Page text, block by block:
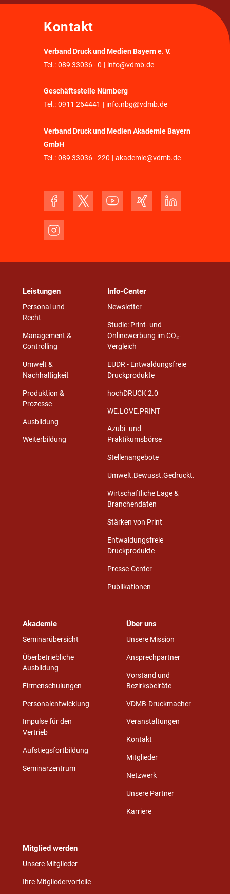
Kontakt
Verband Druck und Medien Bayern e. V.
Tel.: 089 33036 - 0 | info@vdmb.de
Geschäftsstelle Nürnberg
Tel.: 0911 264441 | info.nbg@vdmb.de
Verband Druck und Medien Akademie Bayern
GmbH
Tel.: 089 33036 - 220 | akademie@vdmb.de
Leistungen
Personal und
Recht
Management &
Controlling
Umwelt &
Nachhaltigkeit
Produktion &
Prozesse
Ausbildung
Weiterbildung
Info-Center
Newsletter
Studie: Print- und
Onlinewerbung im CO₂-
Vergleich
EUDR - Entwaldungsfreie
Druckprodukte
hochDRUCK 2.0
WE.LOVE.PRINT
Azubi- und
Praktikumsbörse
Stellenangebote
Umwelt.Bewusst.Gedruckt.
Wirtschaftliche Lage &
Branchendaten
Stärken von Print
Entwaldungsfreie
Druckprodukte
Presse-Center
Publikationen
Akademie
Seminarübersicht
Überbetriebliche
Ausbildung
Firmenschulungen
Personalentwicklung
Impulse für den
Vertrieb
Aufstiegsfortbildung
Seminarzentrum
Über uns
Unsere Mission
Ansprechpartner
Vorstand und
Bezirksbeiräte
VDMB-Druckmacher
Veranstaltungen
Kontakt
Mitglieder
Netzwerk
Unsere Partner
Karriere
Mitglied werden
Unsere Mitglieder
Ihre Mitgliedervorteile